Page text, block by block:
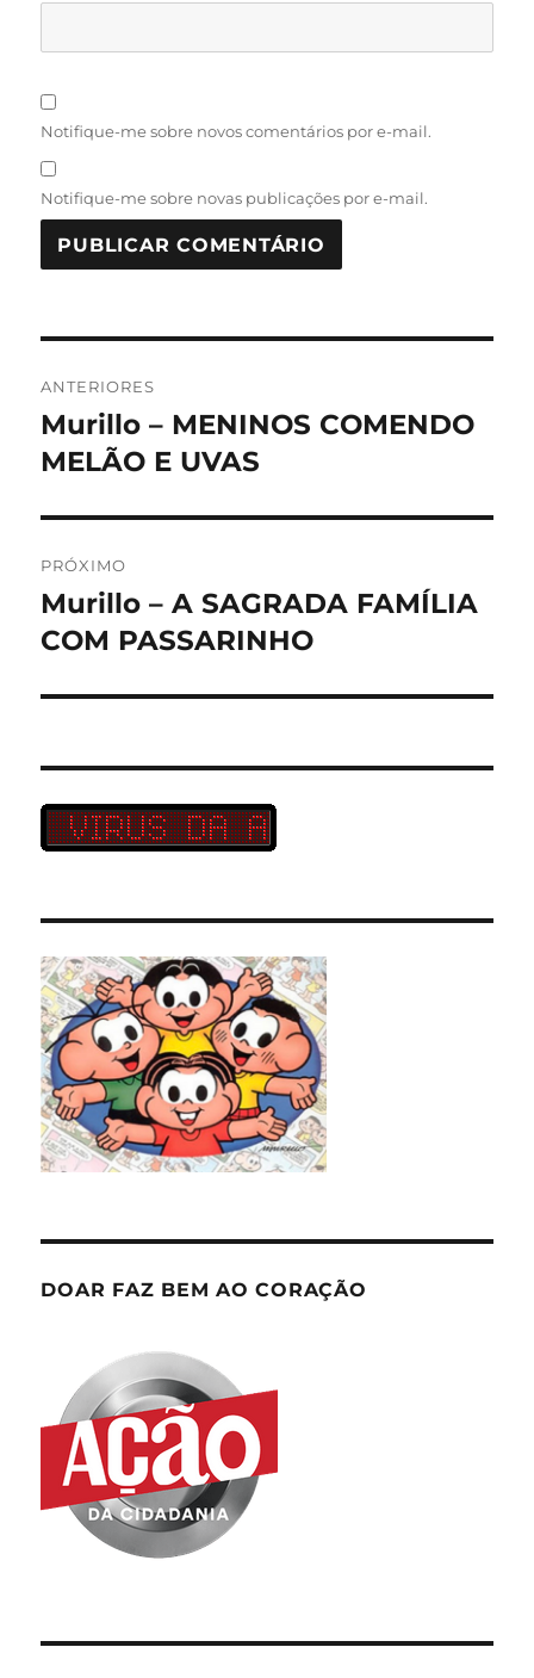
Notifique-me sobre novos comentários por e-mail.
Notifique-me sobre novas publicações por e-mail.
de
Post
ANTERIORES
Post
anterior:
Murillo – MENINOS COMENDO
MELÃO E UVAS
PRÓXIMO
Próximo
post:
Murillo – A SAGRADA FAMÍLIA
COM PASSARINHO
DOAR FAZ BEM AO CORAÇÃO